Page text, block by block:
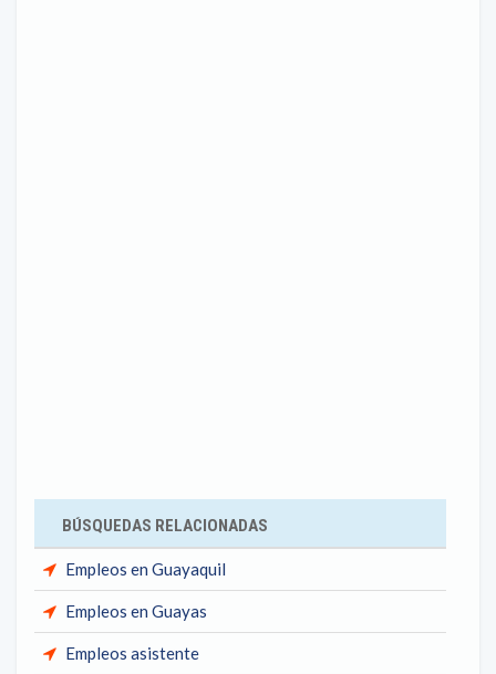
BÚSQUEDAS RELACIONADAS
Empleos en Guayaquil
Empleos en Guayas
Empleos asistente